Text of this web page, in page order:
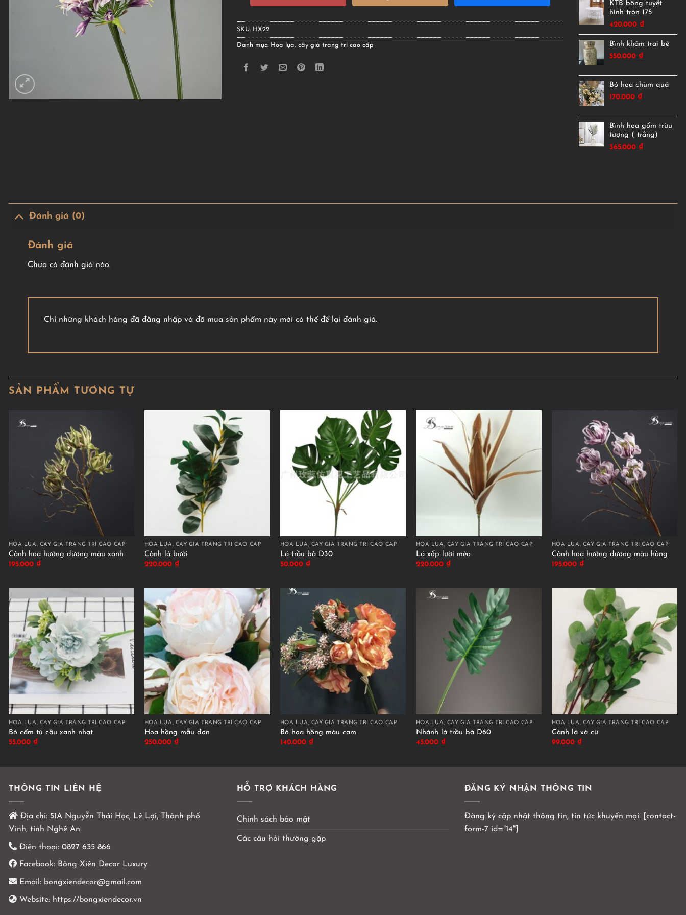
SKU: HX22
Danh mục: Hoa lụa, cây giả trang trí cao cấp
KTB bông tuyết
hình tròn 175
420.000 ₫
Bình khảm trai bé
550.000 ₫
Bó hoa chùm quả
170.000 ₫
Bình hoa gốm trừu
tượng ( trắng)
365.000 ₫
Đánh giá (0)
Đánh giá
Chưa có đánh giá nào.
Chỉ những khách hàng đã đăng nhập và đã mua sản phẩm này mới có thể để lại đánh giá.
SẢN PHẨM TƯƠNG TỰ
HOA LỤA, CÂY GIẢ TRANG TRÍ CAO CẤP
Cành hoa hướng dương màu xanh
195.000 ₫
HOA LỤA, CÂY GIẢ TRANG TRÍ CAO CẤP
Cành lá bưởi
220.000 ₫
HOA LỤA, CÂY GIẢ TRANG TRÍ CAO CẤP
Lá trầu bà D30
50.000 ₫
HOA LỤA, CÂY GIẢ TRANG TRÍ CAO CẤP
Lá xốp lưỡi mèo
220.000 ₫
HOA LỤA, CÂY GIẢ TRANG TRÍ CAO CẤP
Cành hoa hướng dương màu hồng
195.000 ₫
HOA LỤA, CÂY GIẢ TRANG TRÍ CAO CẤP
Bó cẩm tú cầu xanh nhạt
55.000 ₫
HOA LỤA, CÂY GIẢ TRANG TRÍ CAO CẤP
Hoa hồng mẫu đơn
250.000 ₫
HOA LỤA, CÂY GIẢ TRANG TRÍ CAO CẤP
Bó hoa hồng màu cam
140.000 ₫
HOA LỤA, CÂY GIẢ TRANG TRÍ CAO CẤP
Nhánh lá trầu bà D60
45.000 ₫
HOA LỤA, CÂY GIẢ TRANG TRÍ CAO CẤP
Cành lá xà cừ
99.000 ₫
THÔNG TIN LIÊN HỆ
Địa chỉ: 51A Nguyễn Thái Học, Lê Lợi, Thành phố
Vinh, tỉnh Nghệ An
Điện thoại: 0827 635 866
Facebook: Bông Xiên Decor Luxury
Email: bongxiendecor@gmail.com
Website: https://bongxiendecor.vn
HỖ TRỢ KHÁCH HÀNG
Chính sách bảo mật
Các câu hỏi thường gặp
ĐĂNG KÝ NHẬN THÔNG TIN
Đăng ký cập nhật thông tin, tin tức khuyến mại. [contact-
form-7 id="14"]